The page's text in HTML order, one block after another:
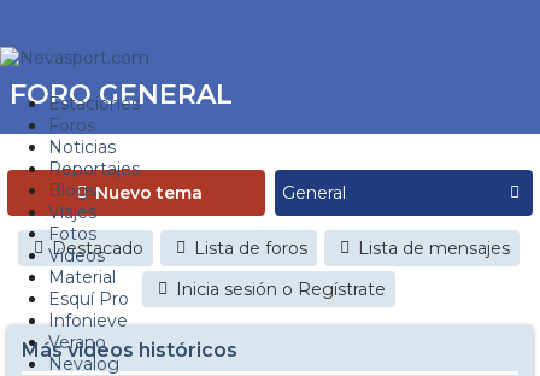
Estaciones
Foros
Noticias
Reportajes
Blogs
Viajes
Fotos
Videos
Material
Esquí Pro
Infonieve
Verano
Nevalog
FORO GENERAL
Nuevo tema
Destacado Lista de foros
Lista de mensajes
Inicia sesión o Regístrate
Más videos históricos